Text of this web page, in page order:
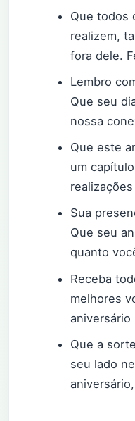
Que todos
realizem,
fora dele.
Lembro
Que seu
nossa
Que este
um
Sua
Que seu
quanto
Receba
melhores
aniversário
Que a
seu lado